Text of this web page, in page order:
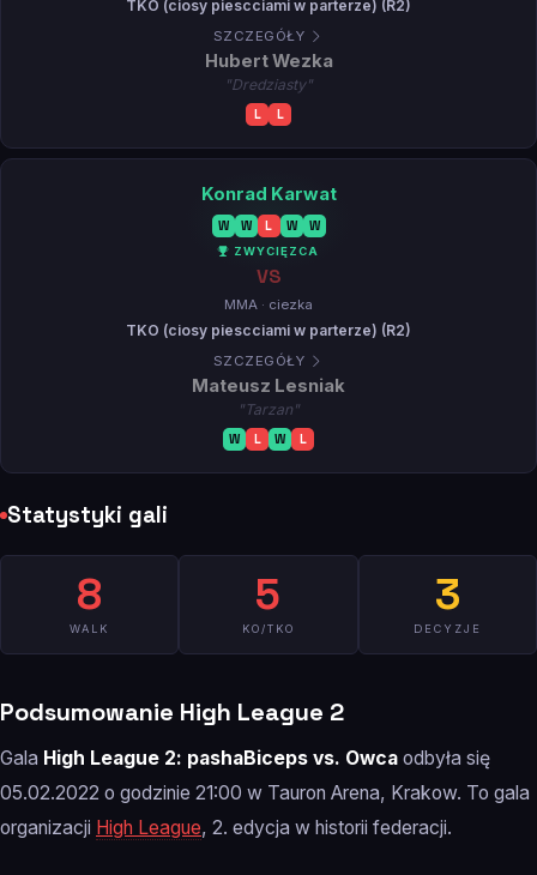
TKO (ciosy piescciami w parterze) (R2)
SZCZEGÓŁY
Hubert Wezka
"Dredziasty"
L L
Konrad Karwat
W W L W W
ZWYCIĘZCA
VS
MMA · ciezka
TKO (ciosy piescciami w parterze) (R2)
SZCZEGÓŁY
Mateusz Lesniak
"Tarzan"
W L W L
Statystyki gali
8
WALK
5
KO/TKO
3
DECYZJE
Podsumowanie High League 2
Gala High League 2: pashaBiceps vs. Owca odbyła się
05.02.2022 o godzinie 21:00 w Tauron Arena, Krakow. To gala
organizacji High League, 2. edycja w historii federacji.